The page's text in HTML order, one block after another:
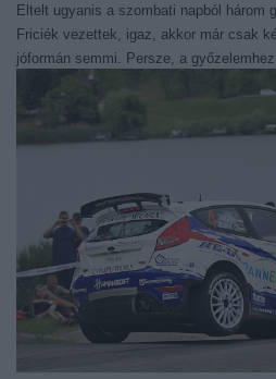
Eltelt ugyanis a szombati napból három
Friciék vezettek, igaz, akkor már csak
jóformán semmi. Persze, a